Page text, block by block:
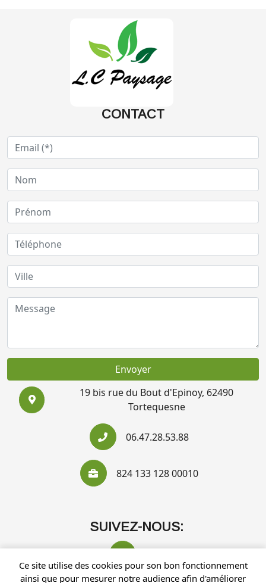
CONTACT
Envoyer
19 bis rue du Bout d'Epinoy, 62490
Tortequesne
06.47.28.53.88
824 133 128 00010
SUIVEZ-NOUS:
Ce site utilise des cookies pour son bon fonctionnement
ainsi que pour mesurer notre audience afin d'améliorer